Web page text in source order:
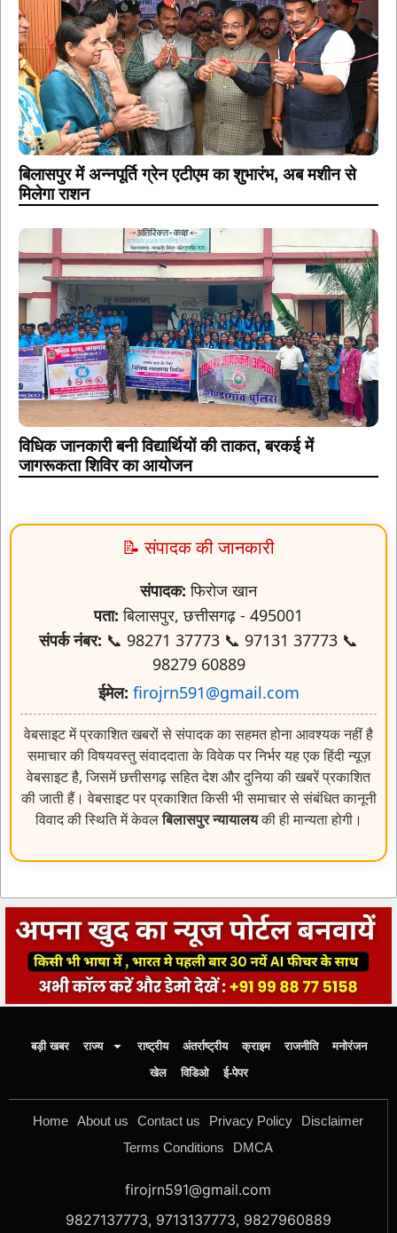
बिलासपुर में अन्नपूर्ति ग्रेन एटीएम का शुभारंभ, अब मशीन से
मिलेगा राशन
विधिक जानकारी बनी विद्यार्थियों की ताकत, बरकई में
जागरूकता शिविर का आयोजन
📝 संपादक की जानकारी
संपादक: फिरोज खान
पता: बिलासपुर, छत्तीसगढ़ - 495001
संपर्क नंबर: 📞 98271 37773 📞 97131 37773 📞
98279 60889
ईमेल: firojrn591@gmail.com
वेबसाइट में प्रकाशित खबरों से संपादक का सहमत होना आवश्यक नहीं है
समाचार की विषयवस्तु संवाददाता के विवेक पर निर्भर यह एक हिंदी न्यूज़
वेबसाइट है, जिसमें छत्तीसगढ़ सहित देश और दुनिया की खबरें प्रकाशित
की जाती हैं। वेबसाइट पर प्रकाशित किसी भी समाचार से संबंधित कानूनी
विवाद की स्थिति में केवलबिलासपुर न्यायालयकी ही मान्यता होगी।
बड़ी खबर राज्य राष्ट्रीय अंतर्राष्ट्रीय क्राइम राजनीति
मनोरंजन
खेल
विडिओ ई-पेपर
Home About us Contact us Privacy Policy
Disclaimer
Terms Conditions
DMCA
firojrn591@gmail.com
9827137773, 9713137773, 9827960889